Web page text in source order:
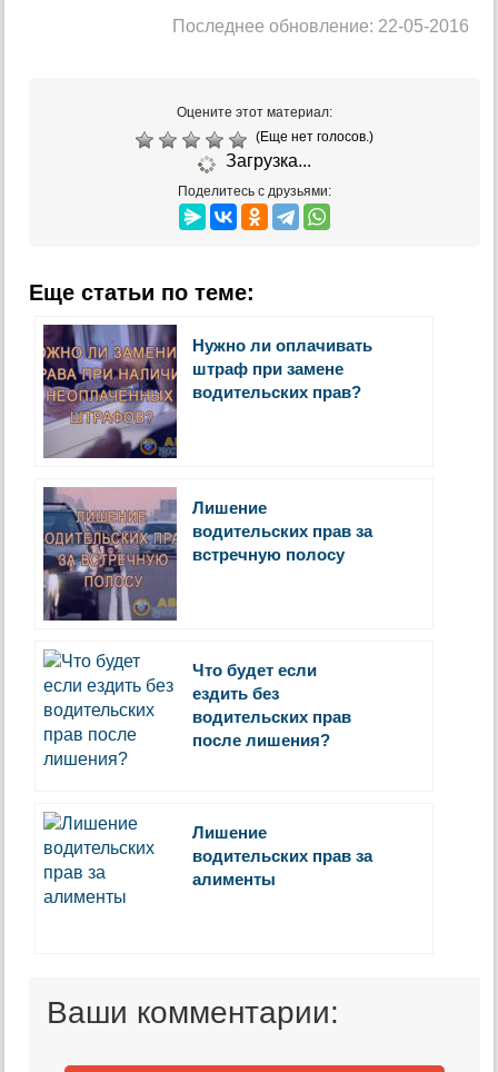
Последнее обновление: 22-05-2016
Оцените этот материал:
(Еще нет голосов.)
Загрузка...
Поделитесь с друзьями:
Еще статьи по теме:
Нужно ли оплачивать
штраф при замене
водительских прав?
Лишение
водительских прав за
встречную полосу
Что будет если
ездить без
водительских прав
после лишения?
Лишение
водительских прав за
алименты
Ваши комментарии: